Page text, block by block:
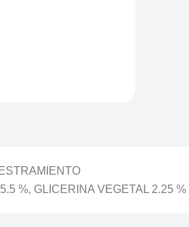
%, GLICERINA VEGETAL 2.25